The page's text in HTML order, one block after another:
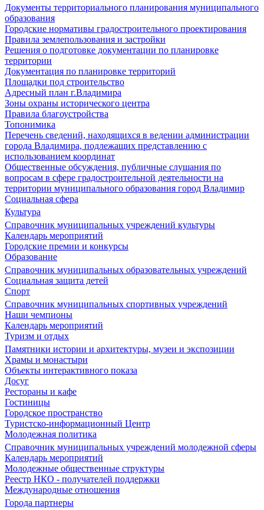
Документы территориального планирования муниципального
образования
Городские нормативы градостроительного проектирования
Правила землепользования и застройки
Решения о подготовке документации по планировке
территории
Документация по планировке территорий
Площадки под строительство
Адресный план г.Владимира
Зоны охраны исторического центра
Правила благоустройства
Топонимика
Перечень сведений, находящихся в ведении администрации
города Владимира, подлежащих представлению с
использованием координат
Общественные обсуждения, публичные слушания по
вопросам в сфере градостроительной деятельности на
территории муниципального образования город Владимир
Социальная сфера
Культура
Справочник муниципальных учреждений культуры
Календарь мероприятий
Городские премии и конкурсы
Образование
Справочник муниципальных образовательных учреждений
Социальная защита детей
Спорт
Справочник муниципальных спортивных учреждений
Наши чемпионы
Календарь мероприятий
Туризм и отдых
Памятники истории и архитектуры, музеи и экспозиции
Храмы и монастыри
Объекты интерактивного показа
Досуг
Рестораны и кафе
Гостиницы
Городское пространство
Туристско-информационный Центр
Молодежная политика
Справочник муниципальных учреждений молодежной сферы
Календарь мероприятий
Молодежные общественные структуры
Реестр НКО - получателей поддержки
Международные отношения
Города партнеры